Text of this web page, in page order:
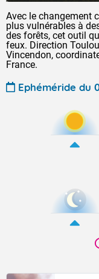
Avec le changement
plus vulnérables à
des forêts, cet outil
feux. Direction
Vincendon,
France.
Ephéméride du